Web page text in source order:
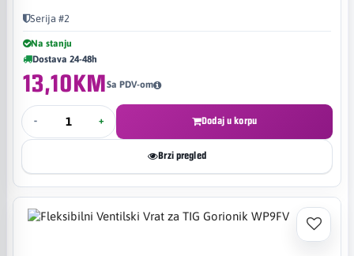
Serija #2
Na stanju
Dostava 24-48h
13,10KMSa PDV-om
- + Dodaj u korpu
Brzi pregled